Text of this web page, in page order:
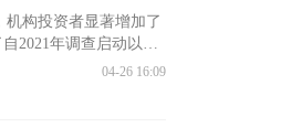
机构投资者显著增加了
2021年调查启动以来
04-26 16:09